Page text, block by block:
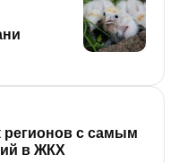
регионов с самым
в ЖКХ